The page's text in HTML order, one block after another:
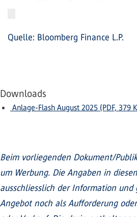
Quelle: Bloomberg Finance L.P.
Downloads
Anlage-Flash August 2025 (PDF, 379
Beim vorliegenden Dokument/
um Werbung. Die Angaben in
ausschliesslich der Information
Angebot noch als Aufforderung